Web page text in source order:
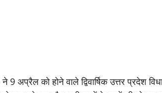
ने 9 अप्रैल को होने वाले द्विवार्षिक उत्तर प्रदेश